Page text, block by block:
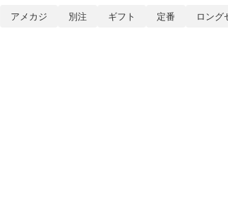
アメカジ 別注 ギフト 定番 ロング